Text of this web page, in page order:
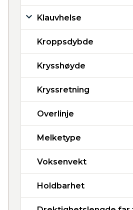
Klauvhelse
Kroppsdybde
Krysshøyde
Kryssretning
Overlinje
Melketype
Voksenvekt
Holdbarhet